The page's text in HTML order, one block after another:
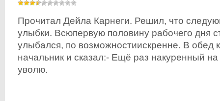
Прочитал Дейла Карнеги. Решил, что
улыбки. Всюпервую половину рабочего дня
улыбался, по возможностиискренне. В обед
начальник и сказал:- Ещё раз накуренный
уволю.